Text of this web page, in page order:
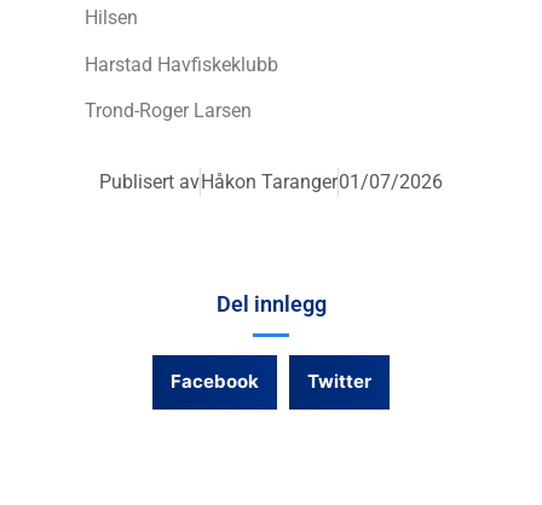
Hilsen
Harstad Havfiskeklubb
Trond-Roger Larsen
Publisert avHåkon Taranger01/07/2026
Del innlegg
Facebook Twitter